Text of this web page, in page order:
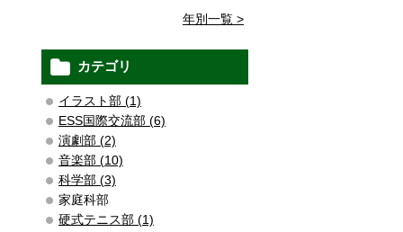
年別一覧 >
カテゴリ
イラスト部 (1)
ESS国際交流部 (6)
演劇部 (2)
音楽部 (10)
科学部 (3)
家庭科部
硬式テニス部 (1)